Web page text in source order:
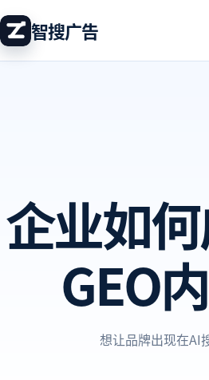
智搜广告
企业如
GEO
想让品牌出现在AI